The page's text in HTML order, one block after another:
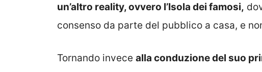
un’altro reality, ovvero l’Isola dei famosi,
consenso da parte del pubblico a casa, e
Tornando invece alla conduzione del suo